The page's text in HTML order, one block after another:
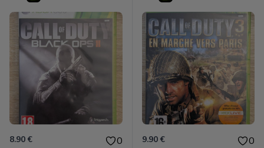
8.90 € 0 9.90 € 0